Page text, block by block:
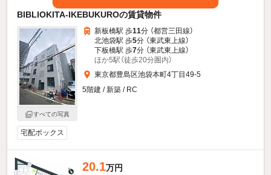
BIBLIOKITA-IKEBUKUROの賃貸物件
すべての写真
新板橋駅 歩11分 （都営三田線）
北池袋駅 歩5分 （東武東上線）
下板橋駅 歩7分 （東武東上線）
ほか5駅（徒歩20分圏内）
東京都豊島区池袋本町4丁目49-5
5階建 / 新築 / RC
宅配ボックス
20.1万円